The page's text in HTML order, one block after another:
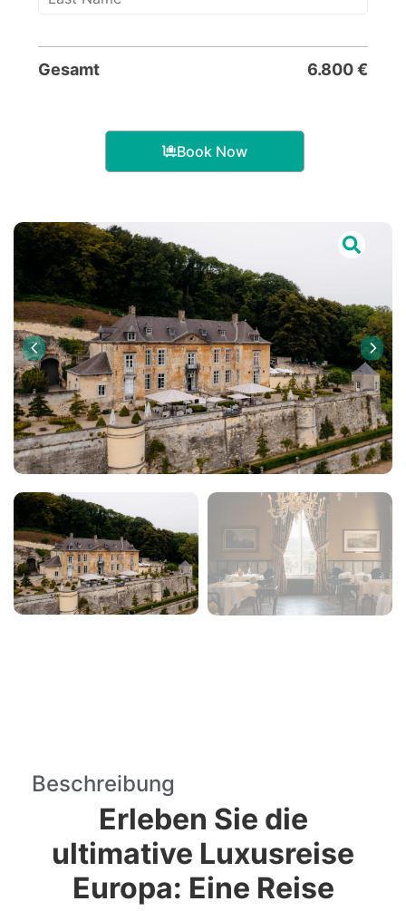
Beschreibung
Erleben Sie die
ultimative Luxusreise
Europa: Eine Reise
Gesamt 6.800€
Book Now